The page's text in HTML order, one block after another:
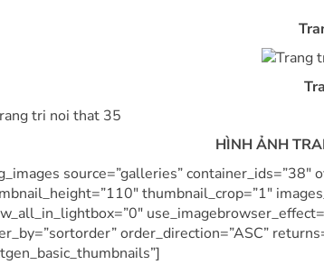
HÌNH ẢNH
source=”galleries”
thumbnail_crop=”1″
order_direction=”ASC”